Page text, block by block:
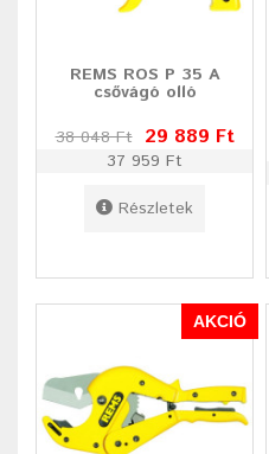
REMS ROS P 35 A
csővágó olló
38 048 Ft 29 889 Ft
37 959 Ft
Részletek
AKCIÓ